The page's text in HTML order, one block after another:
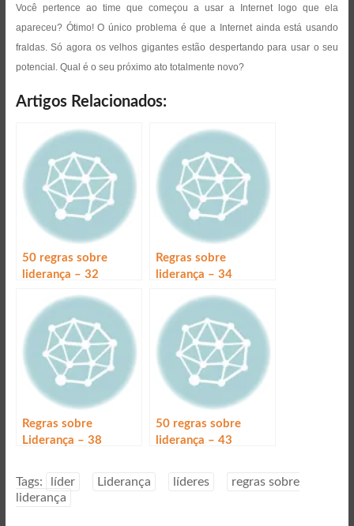
Você pertence ao time que começou a usar a Internet logo que ela
apareceu? Ótimo! O único problema é que a Internet ainda está usando
fraldas. Só agora os velhos gigantes estão despertando para usar o seu
potencial. Qual é o seu próximo ato totalmente novo?
Artigos Relacionados:
50 regras sobre
liderança – 32
tecnologia.
Regras sobre
liderança – 34
energia gera energia.
Regras sobre
Liderança – 38
50 regras sobre
liderança – 43
Tags: líder Liderança líderes
regras sobre
liderança